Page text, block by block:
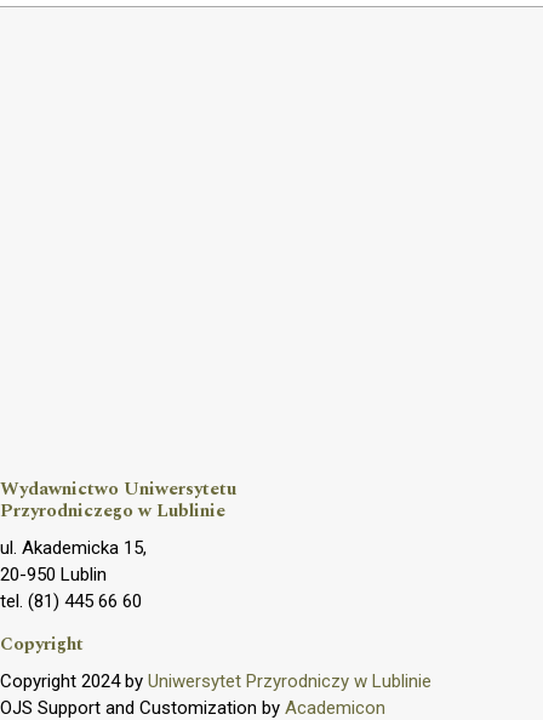
Wydawnictwo Uniwersytetu
Przyrodniczego w Lublinie
ul. Akademicka 15,
20-950 Lublin
tel. (81) 445 66 60
Copyright
Copyright 2024 by Uniwersytet Przyrodniczy w Lublinie
OJS Support and Customization by Academicon